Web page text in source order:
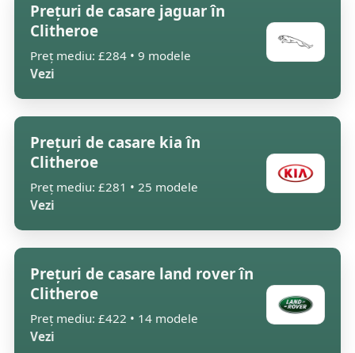
Prețuri de casare jaguar în
Clitheroe
Preț mediu: £284 • 9 modele
Vezi
Prețuri de casare kia în
Clitheroe
Preț mediu: £281 • 25 modele
Vezi
Prețuri de casare land rover în
Clitheroe
Preț mediu: £422 • 14 modele
Vezi